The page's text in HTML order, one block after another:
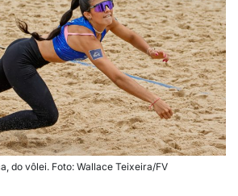
do vôlei. Foto: Wallace Teixeira/FV